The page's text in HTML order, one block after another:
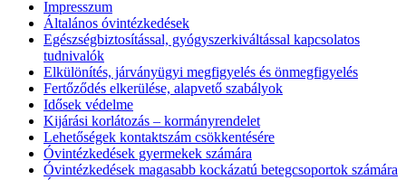
Impresszum
Általános óvintézkedések
Egészségbiztosítással, gyógyszerkiváltással kapcsolatos
tudnivalók
Elkülönítés, járványügyi megfigyelés és önmegfigyelés
Fertőződés elkerülése, alapvető szabályok
Idősek védelme
Kijárási korlátozás – kormányrendelet
Lehetőségek kontaktszám csökkentésére
Óvintézkedések gyermekek számára
Óvintézkedések magasabb kockázatú betegcsoportok számára